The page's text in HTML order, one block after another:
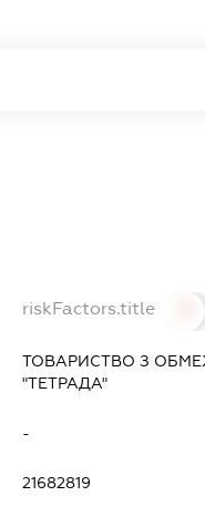
riskFactors.title
ТОВАРИСТВО З
"ТЕТРАДА"
-
21682819